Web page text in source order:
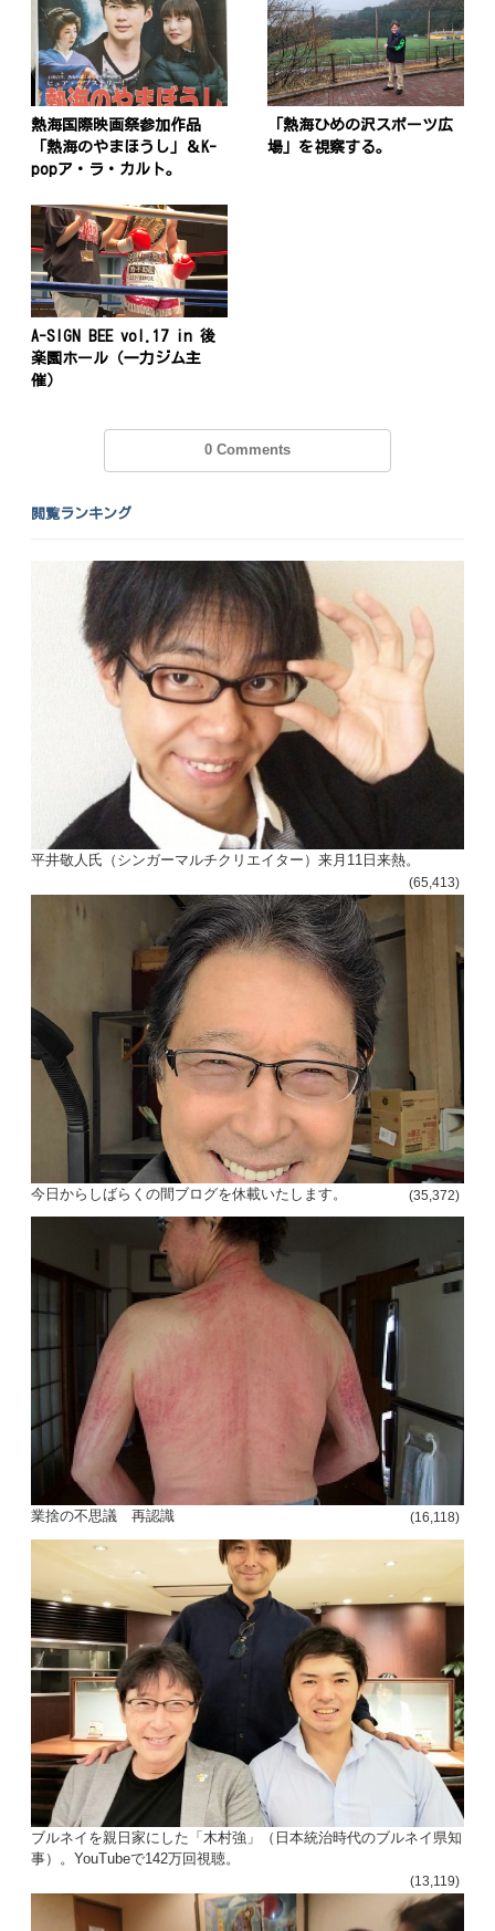
熱海国際映画祭参加作品
「熱海のやまほうし」＆K-
popア・ラ・カルト。
「熱海ひめの沢スポーツ広
場」を視察する。
A-SIGN BEE vol.17 in 後
楽園ホール（一力ジム主
催）
0 Comments
閲覧ランキング
平井敬人氏（シンガーマルチクリエイター）来月11日来熱。
(65,413)
今日からしばらくの間ブログを休載いたします。 (35,372)
業捨の不思議 再認識 (16,118)
ブルネイを親日家にした「木村強」（日本統治時代のブルネイ県知
事）。YouTubeで142万回視聴。
(13,119)